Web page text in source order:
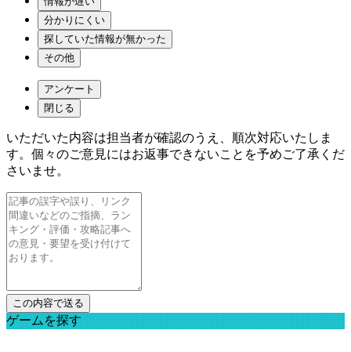
分かりにくい
探していた情報が無かった
その他
アンケート
閉じる
いただいた内容は担当者が確認のうえ、順次対応いたしま
す。個々のご意見にはお返事できないことを予めご了承くだ
さいませ。
ゲームを探す